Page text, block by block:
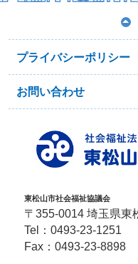
プライバシーポリシー
お問い合わせ
東松山市社会福祉協議会
〒355-0014 埼玉県東
Tel： 0493-23-1251
Fax：0493-23-8898